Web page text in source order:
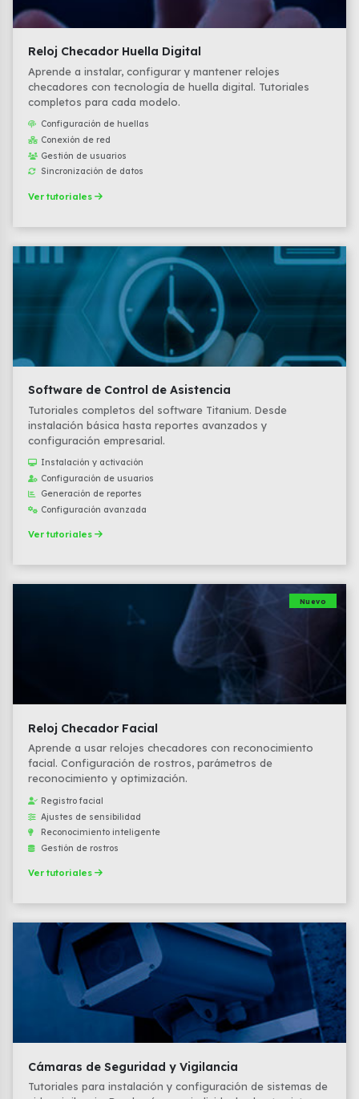
Reloj Checador Huella Digital
Aprende a instalar, configurar y mantener relojes
checadores con tecnología de huella digital. Tutoriales
completos para cada modelo.
Configuración de huellas
Conexión de red
Gestión de usuarios
Sincronización de datos
Ver tutoriales
Software de Control de Asistencia
Tutoriales completos del software Titanium. Desde
instalación básica hasta reportes avanzados y
configuración empresarial.
Instalación y activación
Configuración de usuarios
Generación de reportes
Configuración avanzada
Ver tutoriales
Nuevo
Reloj Checador Facial
Aprende a usar relojes checadores con reconocimiento
facial. Configuración de rostros, parámetros de
reconocimiento y optimización.
Registro facial
Ajustes de sensibilidad
Reconocimiento inteligente
Gestión de rostros
Ver tutoriales
Cámaras de Seguridad y Vigilancia
Tutoriales para instalación y configuración de sistemas de